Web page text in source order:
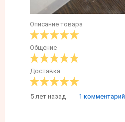
Описание товара
Общение
Доставка
5 лет назад 1 комментарий